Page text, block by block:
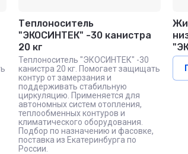
Теплоноситель
"ЭКОСИНТЕК" -30 канистра
20 кг
Теплоноситель "ЭКОСИНТЕК" -30
канистра 20 кг. Помогает защищать
контур от замерзания и
поддерживать стабильную
циркуляцию. Применяется для
автономных систем отопления,
теплообменных контуров и
климатического оборудования.
Подбор по назначению и фасовке,
поставка из Екатеринбурга по
России.